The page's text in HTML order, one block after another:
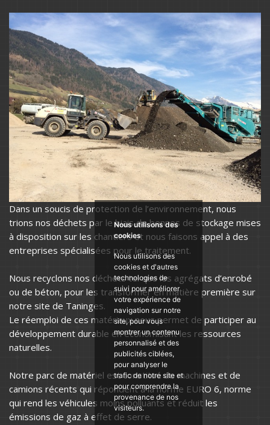
Nous utilisons des
cookies
Nous utilisons des
cookies et d'autres
technologies de
suivi pour améliorer
votre expérience de
navigation sur notre
site, pour vous
montrer un contenu
personnalisé et des
publicités ciblées,
pour analyser le
trafic de notre site et
pour comprendre la
provenance de nos
visiteurs.
Dans un soucis de protection de l’environnement, nous
trions nos déchets par le biais de bennes de stockage mises
à disposition sur les chantiers et nous faisons appel à des
entreprises spécialisées pour le traitement.
Nous recyclons nos déchets tel que les agrégats d’enrobé
ou de béton, pour les transformer en matière première sur
notre site de Taninges.
Le réemploi de ces matériaux nous permet de participer au
développement durable en économisant les ressources
naturelles.
Notre parc de matériel est constitué de machines et de
camions récents qui répondent à la norme EURO 6, norme
qui rend les véhicules moins polluants et réduit les
émissions de gaz à effet de serre.